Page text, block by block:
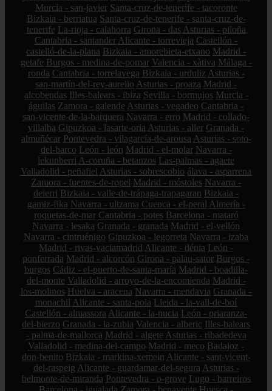
Murcia - san-javier Santa-cruz-de-tenerife - tacoronte
Bizkaia - berriatua Santa-cruz-de-tenerife - santa-cruz-de-
tenerife La-rioja - calahorra Girona - das Asturias - piloña
Cantabria - santander Alicante - torrevieja Castellón -
castelló-de-la-plana Bizkaia - amorebieta-etxano Madrid -
getafe Burgos - medina-de-pomar Valencia - xàtiva Málaga -
ronda Cantabria - torrelavega Bizkaia - urduliz Asturias -
san-martín-del-rey-aurelio Asturias - proaza Madrid -
alcobendas Illes-balears - ibiza Sevilla - bormujos Murcia -
águilas Zamora - galende Asturias - vegadeo Cantabria -
san-vicente-de-la-barquera Navarra - erro Madrid - collado-
villalba Gipuzkoa - lasarte-oria Asturias - aller Granada -
almuñécar Pontevedra - vilagarcía-de-arousa Asturias - soto-
del-barco León - león Madrid - el-molar Navarra -
lekunberri A-coruña - betanzos Las-palmas - agaete
Valladolid - peñafiel Asturias - sobrescobio álava - asparrena
Zamora - fuentes-de-ropel Madrid - móstoles Navarra -
deierri Bizkaia - valle-de-trápaga-trapagaran Bizkaia -
gamiz-fika Navarra - ultzama Cuenca - el-peral Almería -
roquetas-de-mar Cantabria - potes Barcelona - mataró
Navarra - lesaka Granada - granada Madrid - el-vellón
Navarra - cintruénigo Gipuzkoa - legorreta Navarra - izaba
Madrid - rivas-vaciamadrid Alicante - dénia León -
ponferrada Madrid - alcorcón Girona - palau-sator Burgos -
burgos Cádiz - el-puerto-de-santa-maría Madrid - boadilla-
del-monte Valladolid - arroyo-de-la-encomienda Madrid -
los-molinos Huelva - aracena Navarra - mendavia Granada -
monachil Alicante - santa-pola Lleida - la-vall-de-boí
Castellón - almassora Alicante - la-nucia León - priaranza-
del-bierzo Granada - la-zubia Valencia - alberic Illes-balears
- palma-de-mallorca Madrid - algete Asturias - ribadedeva
Valladolid - medina-del-campo Madrid - meco Badajoz -
don-benito Bizkaia - markina-xemein Alicante - sant-vicent-
del-raspeig Alicante - guardamar-del-segura Asturias -
belmonte-de-miranda Pontevedra - o-grove Lugo - barreiros